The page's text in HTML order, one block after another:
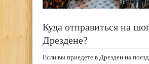
Куда отправиться на
Дрездене?
Если вы приедете в Дрезден на